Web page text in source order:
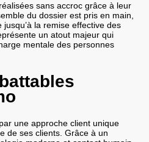
sans accroc grâce à leur
du dossier est pris en main,
la remise effective des
un atout majeur qui
mentale des personnes
une approche client unique
de ses clients. Grâce à un